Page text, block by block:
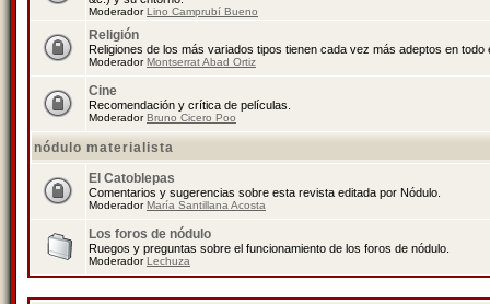
ModeradorLino Camprubí Bueno
Religión
Religiones de los más variados tipos tienen cada vez más adeptos en todo
ModeradorMontserrat Abad Ortiz
Cine
Recomendación y crítica de películas.
ModeradorBruno Cicero Poo
nódulo materialista
El Catoblepas
Comentarios y sugerencias sobre esta revista editada por Nódulo.
ModeradorMaría Santillana Acosta
Los foros de nódulo
Ruegos y preguntas sobre el funcionamiento de los foros de nódulo.
ModeradorLechuza